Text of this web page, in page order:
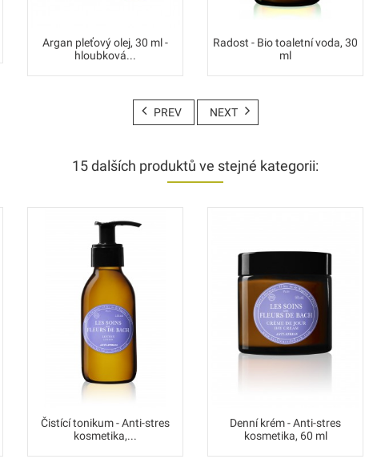
Argan pleťový olej, 30 ml -
hloubková...
Radost - Bio toaletní voda, 30
ml
PREV NEXT
15 dalších produktů ve stejné kategorii:
Čistící tonikum - Anti-stres
kosmetika,...
Denní krém - Anti-stres
kosmetika, 60 ml